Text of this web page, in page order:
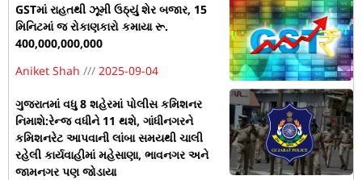
GSTમાં રાહતથી ઝૂમી ઉઠ્યું શેર બજાર, 15
મિનિટમાં જ રોકાણકારો કમાયા રૂ.
400,000,000,000
Aniket Shah
2025-09-04
ગુજરાતમાં વધુ 8 શહેરમાં પોલીસ કમિશનર
નિમાશે:રેન્જ વધીને 11 થશે, ગાંધીનગરને
કમિશનરેટ આપવાની લાંબા સમયથી ચાલી
રહેલી કાર્યવાહીમાં મહેસાણા, ભાવનગર અને
જામનગર પણ જોડાયા